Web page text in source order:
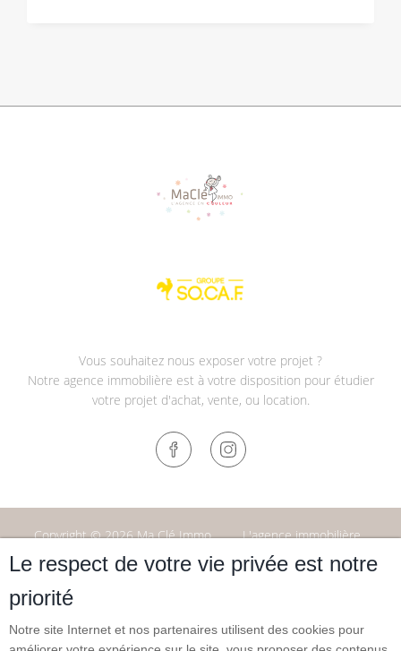
Vous souhaitez nous exposer votre projet ?
Notre agence immobilière est à votre disposition pour étudier
votre projet d'achat, vente, ou location.
Copyright © 2026 Ma Clé Immo
L'agence immobilière
Mentions légales
Politique de confidentialité
Politique de cookies
Honoraires
Le respect de votre vie privée est notre
priorité
Notre site Internet et nos partenaires utilisent des cookies pour